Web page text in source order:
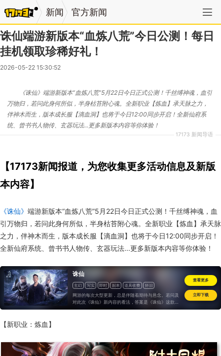
新闻 官方新闻
诛仙端游新版本“血炼八荒”今日公测！每日
挂机领取珍稀好礼！
2026-05-22 15:30:52
17173 新闻导语
《诛仙》端游新版本“血炼八荒”5月22日今日正式公测！千丝缚神魂，血引
万物归，若问此身何所似，半身枯苔附心魂。全新职业【炼血】承天脉之力，
伴神木而生，版本成长服【滴血洞】也将于今日12:00同步开启！全新仙府系
统、曾书书人物传、玄器玩法...更多新版本内容等你体验！
【17173新闻报道，为您收集更多活动信息及新版
本内容】
《诛仙》 端游新版本“血炼八荒”5月22日今日正式公测！千丝缚神魂，血
引万物归，若问此身何所似，半身枯苔附心魂。全新职业【炼血】承天脉
之力，伴神木而生，版本成长服【滴血洞】也将于今日12:00同步开启！
全新仙府系统、曾书书人物传、玄器玩法...更多新版本内容等你体验！
诛仙
玄幻 写实 即时 副本 道具收费 怀旧
网游的每次大型更新，总是伴随着期待与悬念。若问及
对此次《诛仙》新内容的看法，答案是《诛仙》这款游
戏真正意义上找回了自己IP游戏的定位..
查看更多
立即下载
【新职业：炼血】